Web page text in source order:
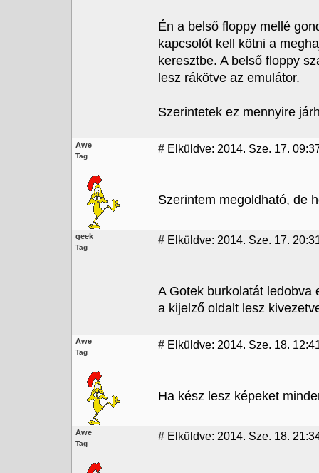
Én a belső floppy mellé
kapcsolót kell kötni a
keresztbe. A belső floppy
lesz rákötve az emulátor.
Szerintetek ez mennyire
Awe
Tag
# Elküldve: 2014. Sze. 17.
Szerintem megoldható, de
geek
Tag
# Elküldve: 2014. Sze. 17.
A Gotek burkolatát ledobva
a kijelző oldalt lesz
Awe
Tag
# Elküldve: 2014. Sze. 18.
Ha kész lesz képeket
Awe
Tag
# Elküldve: 2014. Sze. 18.